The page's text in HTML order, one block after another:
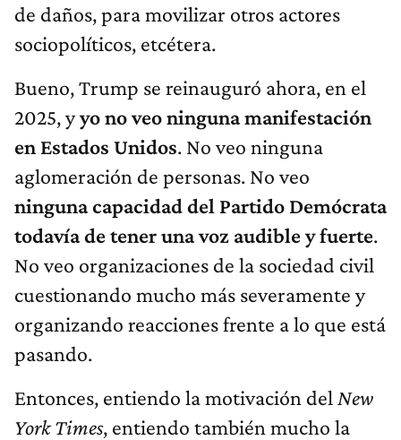
de daños, para movilizar otros actores
sociopolíticos, etcétera.
Bueno, Trump se reinauguró ahora, en el
2025, yyo no veo ninguna manifestación
en Estados Unidos. No veo ninguna
aglomeración de personas. No veo
ninguna capacidad del Partido Demócrata
todavía de tener una voz audible y fuerte.
No veo organizaciones de la sociedad civil
cuestionando mucho más severamente y
organizando reacciones frente a lo que está
pasando.
Entonces, entiendo la motivación del New
York Times, entiendo también mucho la